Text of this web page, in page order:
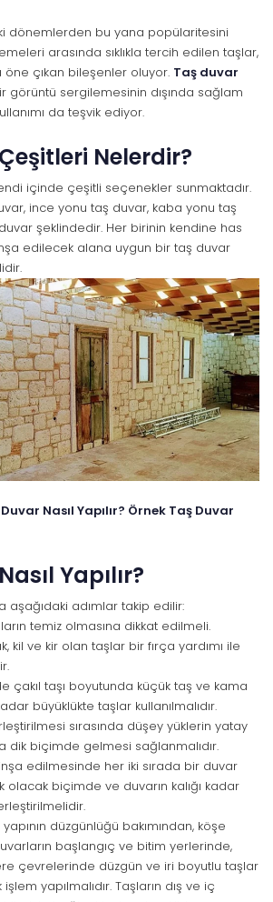
dönemlerden bu yana popülaritesini
arasında sıklıkla tercih edilen taşlar,
öne çıkan bileşenler oluyor. Taş duvar
görüntü sergilemesinin dışında sağlam
da teşvik ediyor.
Nelerdir?
içinde çeşitli seçenekler sunmaktadır.
ince yonu taş duvar, kaba yonu taş
şeklindedir. Her birinin kendine has
edilecek alana uygun bir taş duvar
Nasıl Yapılır? Örnek Taş Duvar
Yapılır?
aşağıdaki adımlar takip edilir:
temiz olmasına dikkat edilmeli.
kil ve kir olan taşlar bir fırça yardımı ile
çakıl taşı boyutunda küçük taş ve kama
büyüklükte taşlar kullanılmalıdır.
sırasında düşey yüklerin yatay
dik biçimde gelmesi sağlanmalıdır.
edilmesinde her iki sırada bir duvar
olacak biçimde ve duvarın kalığı kadar
düzgünlüğü bakımından, köşe
başlangıç ve bitim yerlerinde,
çevrelerinde düzgün ve iri boyutlu taşlar
yapılmalıdır. Taşların dış ve iç